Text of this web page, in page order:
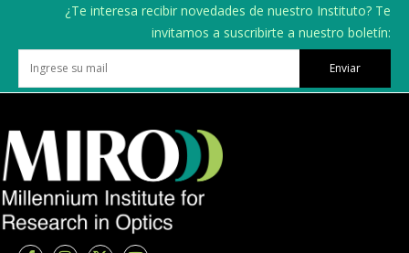
¿Te interesa recibir novedades de nuestro Instituto? Te
invitamos a suscribirte a nuestro boletín:
Enviar